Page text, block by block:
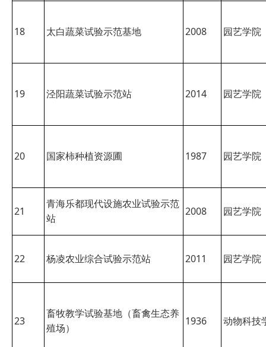
18 太白蔬菜试验示范基地 2008 园艺学院
19 泾阳蔬菜试验示范站 2014 园艺学院
20 国家柿种植资源圃 1987 园艺学院
21
青海乐都现代设施农业试验示范
站
2008 园艺学院
22 杨凌农业综合试验示范站 2011 园艺学院
23
畜牧教学试验基地（畜禽生态养
殖场）
1936 动物科技